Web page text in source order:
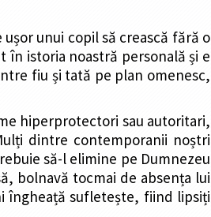
unui copil să crească fără o
în istoria noastră personală și e
fiu și tată pe plan omenesc,
hiperprotectori sau autoritari,
dintre contemporanii noștri
să-l elimine pe Dumnezeu
bolnavă tocmai de absența lui
îngheață sufletește, fiind lipsiți